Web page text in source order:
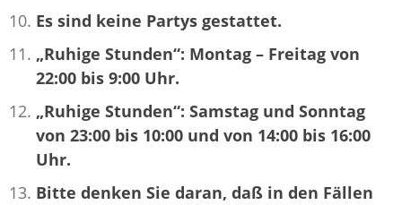
Es sind keine Partys gestattet.
„Ruhige Stunden“: Montag – Freitag von
22:00 bis 9:00 Uhr.
„Ruhige Stunden“: Samstag und Sonntag
von 23:00 bis 10:00 und von 14:00 bis 16:00
Uhr.
Bitte denken Sie daran, daß in den Fällen